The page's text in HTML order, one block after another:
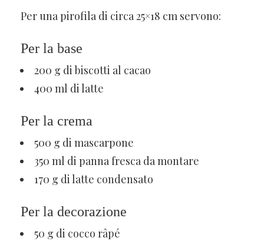
Per una pirofila di circa 25×18 cm servono:
Per la base
200 g di biscotti al cacao
400 ml di latte
Per la crema
500 g di mascarpone
350 ml di panna fresca da montare
170 g di latte condensato
Per la decorazione
50 g di cocco râpé